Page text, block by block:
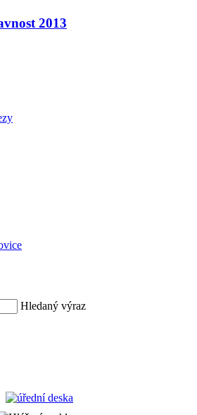
2013
Hledaný výraz